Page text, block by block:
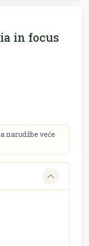
in focus
narudžbe veće